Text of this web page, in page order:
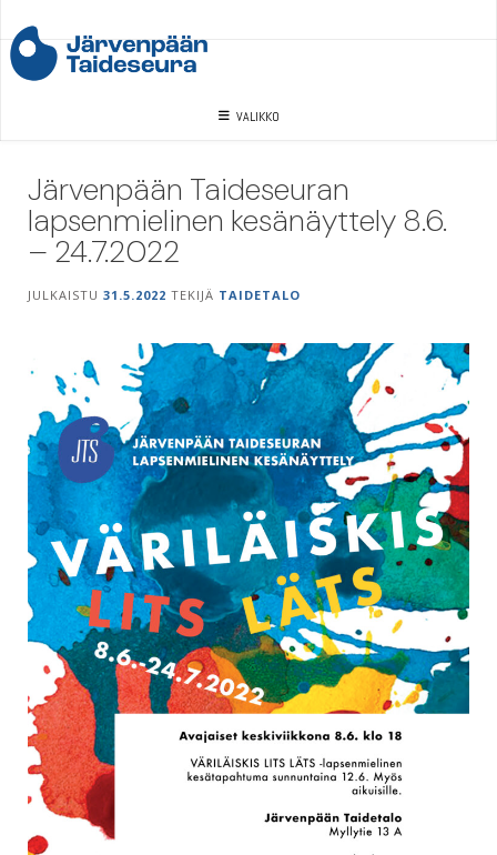
to
content
VALIKKO
Järvenpään Taideseuran
lapsenmielinen kesänäyttely 8.6.
– 24.7.2022
JULKAISTU 31.5.2022 TEKIJÄ TAIDETALO